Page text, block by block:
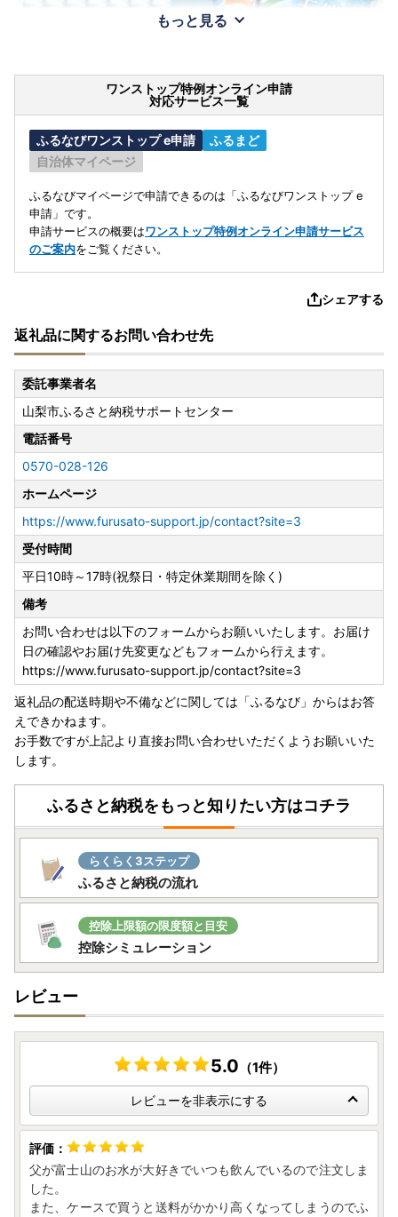
もっと見る
ワンストップ特例オンライン申請
対応サービス一覧
ふるなびワンストップ e申請
ふるまど
自治体マイページ
ふるなびマイページで申請できるのは「ふるなびワンストップ e
申請」です。
申請サービスの概要はワンストップ特例オンライン申請サービス
のご案内をご覧ください。
シェアする
返礼品に関するお問い合わせ先
委託事業者名
山梨市ふるさと納税サポートセンター
電話番号
0570-028-126
ホームページ
https://www.furusato-support.jp/contact?site=3
受付時間
平日10時～17時(祝祭日・特定休業期間を除く)
備考
お問い合わせは以下のフォームからお願いいたします。お届け
日の確認やお届け先変更などもフォームから行えます。
https://www.furusato-support.jp/contact?site=3
返礼品の配送時期や不備などに関しては「ふるなび」からはお答
えできかねます。
お手数ですが上記より直接お問い合わせいただくようお願いいた
します。
ふるさと納税をもっと知りたい方はコチラ
らくらく3ステップ
ふるさと納税の流れ
控除上限額の限度額と目安
控除シミュレーション
レビュー
5.0 （1件）
レビューを非表示にする
父が富士山のお水が大好きでいつも飲んでいるので注文しま
した。
また、ケースで買うと送料がかかり高くなってしまうのでふ